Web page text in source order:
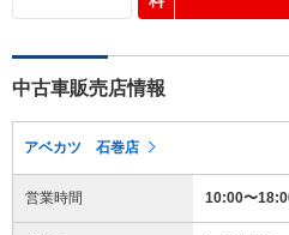
中古車販売店情報
アベカツ 石巻店
営業時間 10:00〜